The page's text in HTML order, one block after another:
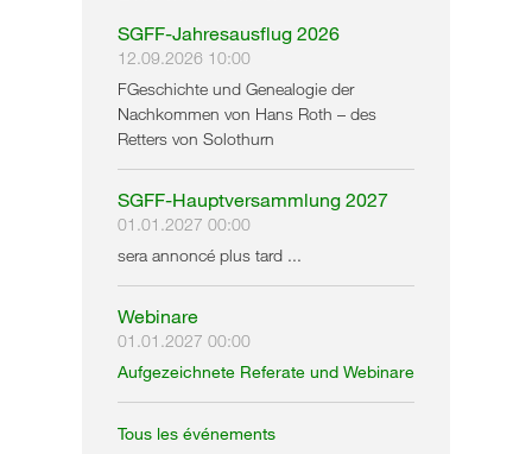
SGFF-Jahresausflug 2026
12.09.2026 10:00
FGeschichte und Genealogie der
Nachkommen von Hans Roth – des
Retters von Solothurn
SGFF-Hauptversammlung 2027
01.01.2027 00:00
sera annoncé plus tard ...
Webinare
01.01.2027 00:00
Aufgezeichnete Referate und Webinare
Tous les événements